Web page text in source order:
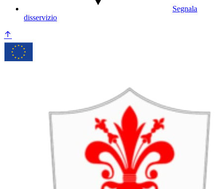
Segnala
disservizio